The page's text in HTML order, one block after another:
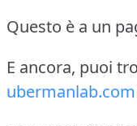
Questo è a un
E ancora, puoi
ubermanlab.com